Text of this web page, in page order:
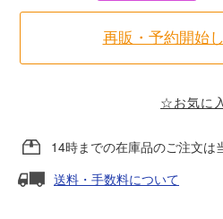
天賞堂
セール品・キャンペーン
再販・予約開始
☆お気に
14時までの在庫品のご注文は
送料・手数料について